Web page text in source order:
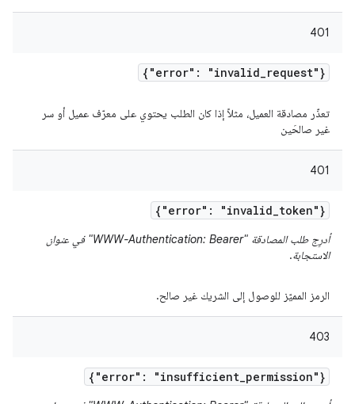
401
{"error": "invalid_request"}
تعذّر مصادقة العميل، مثلاً إذا كان الطلب يحتوي على معرّف عميل أو سر
غير صالحَين
401
{"error": "invalid_token"}
أدرِج طلب المصادقة "WWW-Authentication: Bearer" في عنوان
الاستجابة.
الرمز المميّز للوصول إلى الشريك غير صالح.
403
{"error": "insufficient_permission"}